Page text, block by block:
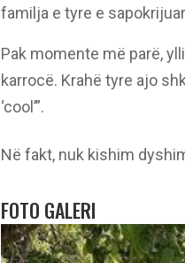
familja e tyre e
Pak momente më parë,
karrocë. Krahë tyre ajo
‘cool’”.
Në fakt, nuk kishim
FOTO GALERI